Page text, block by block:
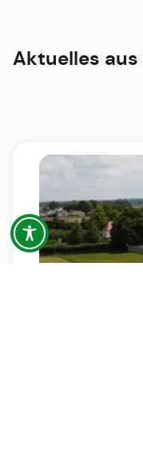
Aktuelles aus